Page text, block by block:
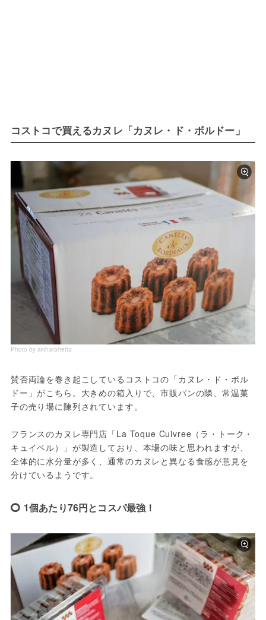
コストコで買えるカヌレ「カヌレ・ド・ボルドー」
Photo by akiharahetta
賛否両論を巻き起こしているコストコの「カヌレ・ド・ボル
ドー」がこちら。大きめの箱入りで、市販パンの隣、常温菓
子の売り場に陳列されています。
フランスのカヌレ専門店「La Toque Cuivree（ラ・トーク・
キュイベル）」が製造しており、本場の味と思われますが、
全体的に水分量が多く、通常のカヌレと異なる食感が意見を
分けているようです。
1個あたり76円とコスパ最強！